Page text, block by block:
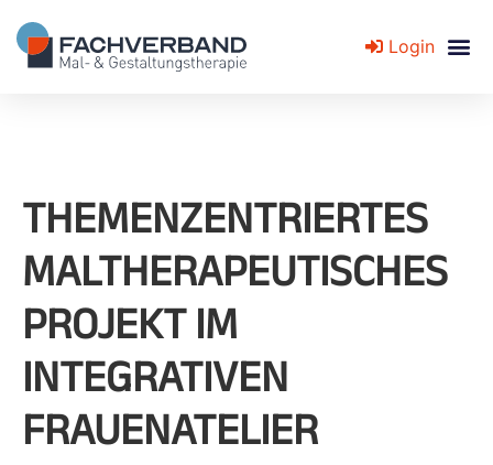
Login
THEMENZENTRIERTES
MALTHERAPEUTISCHES
PROJEKT IM
INTEGRATIVEN
FRAUENATELIER